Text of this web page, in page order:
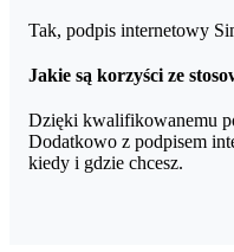
Tak, podpis internetowy
Jakie są korzyści ze
Dzięki kwalifikowanemu
Dodatkowo z podpisem
kiedy i gdzie chcesz.